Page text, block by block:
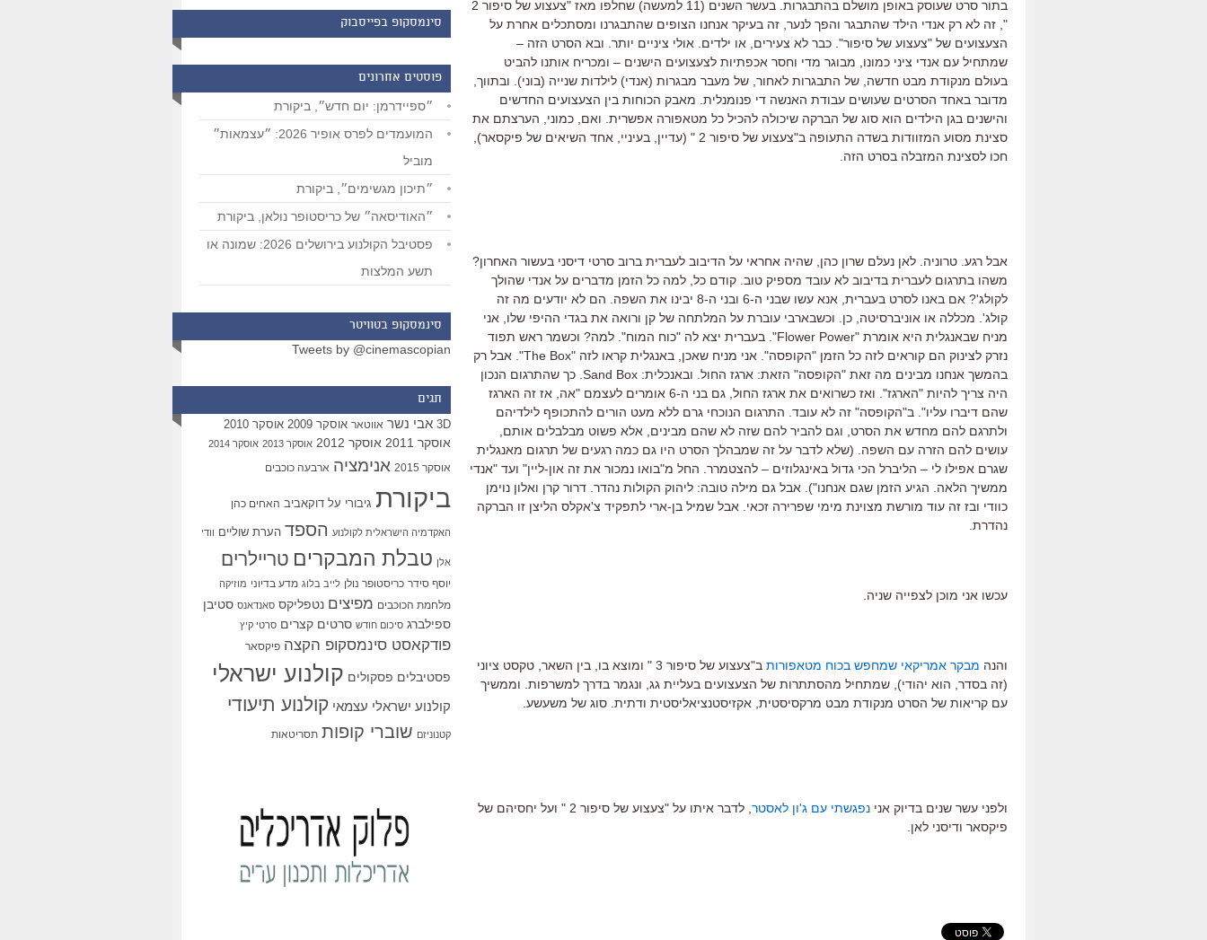
בתור סרט שעוסק באופן מושלם בהתבגרות. בעשר השנים (11 למעשה) שחלפו מאז "צעצוע של סיפור 2
", זה לא רק אנדי הילד שהתבגר והפך לנער, זה בעיקר אנחנו הצופים שהתבגרנו ומסתכלים אחרת על
הצעצועים של "צעצוע של סיפור". כבר לא צעירים, או ילדים. אולי ציניים יותר. ובא הסרט הזה –
שמתחיל עם אנדי ציני כמונו, מבוגר מדי וחסר אכפתיות לצעצועים הישנים – ומכריח אותנו להביט
בעולם מנקודת מבט חדשה, של התבגרות לאחור, של מעבר מבגרות (אנדי) לילדות שנייה (בוני). ובתווך,
מדובר באחד הסרטים שעושים עבודת האנשה די פנומנלית. מאבק הכוחות בין הצעצועים החדשים
והישנים בגן הילדים הוא סוג של הברקה שיכולה להכיל כל מטאפורה אפשרית. ואם, כמוני, הערצתם את
סצינת מסוע המזוודות בשדה התעופה ב"צעצוע של סיפור 2 " (עדיין, בעיניי, אחד השיאים של פיקסאר),
חכו לסצינת המזבלה בסרט הזה.
אבל רגע. טרוניה. לאן נעלם שרון כהן, שהיה אחראי על הדיבוב לעברית ברוב סרטי דיסני בעשור האחרון?
משהו בתרגום לעברית בדיבוב לא עובד מספיק טוב. קודם כל, למה כל הזמן מדברים על אנדי שהולך
לקולג'? אם באנו לסרט בעברית, אנא עשו שבני ה-6 ובני ה-8 יבינו את השפה. הם לא יודעים מה זה
קולג'. מכללה או אוניברסיטה, כן. וכשבארבי עוברת על המלתחה של קן ורואה את בגדי ההיפי שלו, אני
מניח שבאנגלית היא אומרת "Flower Power". בעברית יצא לה "כוח המוח". למה? וכשמר ראש תפוד
נזרק לצינוק הם קוראים לזה כל הזמן "הקופסה". אני מניח שאכן, באנגלית קראו לזה "The Box". אבל רק
בהמשך אנחנו מבינים מה זאת "הקופסה" הזאת: ארגז החול. ובאנכלית: Sand Box. כך שהתרגום הנכון
היה צריך להיות "הארגז". ואז כשרואים את ארגז החול, גם בני ה-6 אומרים לעצמם "אה, אז זה הארגז
שהם דיברו עליו". ב"הקופסה" זה לא עובד. התרגום הנוכחי גרם ללא מעט הורים להתכופף לילדיהם
ולתרגם להם מחדש את הסרט, וגם להביר להם שזה לא שהם מבינים, אלא פשוט מבלבלים אותם,
עושים להם הזרה עם השפה. (שלא לדבר על זה שמבהלך הסרט היו גם כמה רגעים של תרגום מאנגלית
שגרם אפילו לי – הליברל הכי גדול באינגלוזים – להצטמרר. החל מ"בואו נמכור את זה און-ליין" ועד "אנדי
ממשיך הלאה. הגיע הזמן שגם אנחנו"). אבל גם מילה טובה: ליהוק הקולות נהדר. דרור קרן ואלון נוימן
כוודי ובז זה עוד מורשת מצוינת מימי שפרירה זכאי. אבל שמיל בן-ארי לתפקיד צ'אקלס הליצן זו הברקה
נהדרת.
עכשו אני מוכן לצפייה שניה.
והנה מבקר אמריקאי שמחפש בכוח מטאפורות
ב"צעצוע של סיפור 3 " ומוצא בו, בין השאר, טקסט ציוני
(זה בסדר, הוא יהודי), שמתחיל מהסתתרות של הצעצועים בעליית גג, ונגמר בדרך למשרפות. וממשיך
עם קריאות של הסרט מנקודת מבט מרקסיסטית, אקזיסטנציאליסטית ודתית. סוג של משעשע.
ולפני עשר שנים בדיוק אני נפגשתי עם ג'ון לאסטר
, לדבר איתו על "צעצוע של סיפור 2 " ועל יחסיהם של
פיקסאר ודיסני לאן.
סינמסקופ בפייסבוק
פוסטים אחרונים
״ספיידרמן: יום חדש״, ביקורת
המועמדים לפרס אופיר 2026: ״עצמאות״
מוביל
״תיכון מגשימים״, ביקורת
״האודיסאה״ של כריסטופר נולאן, ביקורת
פסטיבל הקולנוע בירושלים 2026: שמונה או
תשע המלצות
סינמסקופ בטוויטר
Tweets by @cinemascopian
תגים
3D אבי נשר אווטאר אוסקר 2009 אוסקר 2010
אוסקר 2011 אוסקר 2012 אוסקר 2013 אוסקר 2014
אוסקר 2015 אנימציה ארבעה כוכבים
ביקורת גיבורי על דוקאביב האחים כהן
האקדמיה הישראלית לקולנוע הספד הערת שוליים וודי
אלן טבלת המבקרים טריילרים
יוסף סידר כריסטופר נולן לייב בלוג מדע בדיוני מוזיקה
מלחמת הכוכבים מפיצים נטפליקס סאנדאנס סטיבן
ספילברג סיכום חודש סרטים קצרים סרטי קיץ
פודקאסט סינמסקופ הקצה פיקסאר
פסטיבלים פסקולים קולנוע ישראלי
קולנוע ישראלי עצמאי קולנוע תיעודי
קטנוניזם שוברי קופות תסריטאות